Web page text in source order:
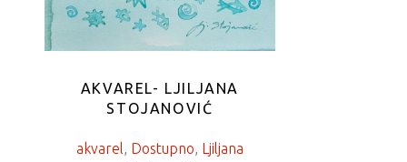
AKVAREL- LJILJANA
STOJANOVIĆ
akvarel, Dostupno, Ljiljana